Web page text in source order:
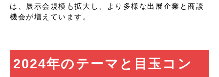
は、展示会規模も拡大し、より多様な出展企業と商談
機会が増えています。
2024年のテーマと目玉コン